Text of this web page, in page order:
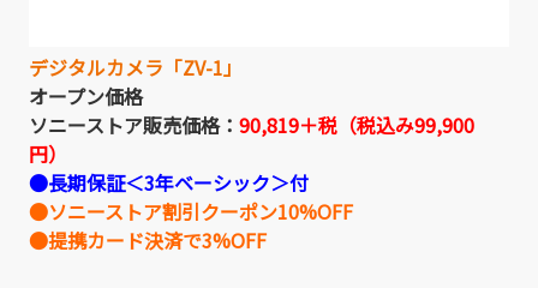
デジタルカメラ「ZV-1」
オープン価格
ソニーストア販売価格： 90,819＋税（税込み99,900
円）
●長期保証＜3年ベーシック＞付
●ソニーストア割引クーポン10%OFF
●提携カード決済で3%OFF